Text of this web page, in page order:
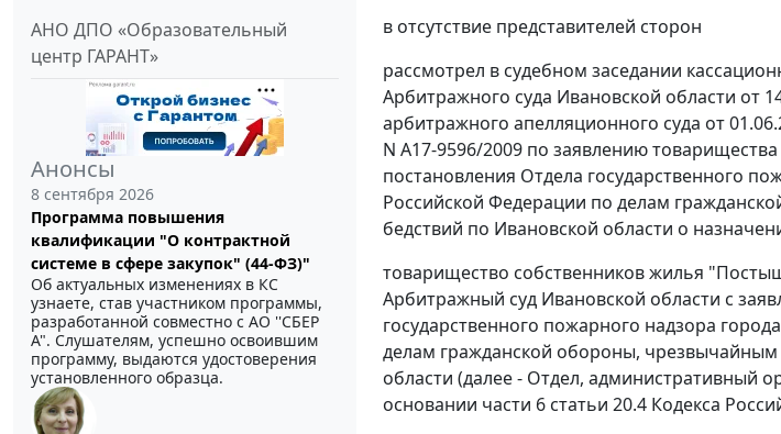
АНО ДПО «Образовательный
центр ГАРАНТ»
Анонсы
8 сентября 2026
Программа повышения
квалификации "О контрактной
системе в сфере закупок" (44-ФЗ)"
Об актуальных изменениях в КС
узнаете, став участником программы,
разработанной совместно с АО ''СБЕР
А". Слушателям, успешно освоившим
программу, выдаются удостоверения
установленного образца.
в отсутствие представителей сторон
рассмотрел в судебном заседании
Арбитражного суда Ивановской области от
арбитражного апелляционного суда от
N А17-9596/2009 по заявлению
постановления Отдела государственного
Российской Федерации по делам
бедствий по Ивановской области о
товарищество собственников жилья
Арбитражный суд Ивановской области с
государственного пожарного надзора
делам гражданской обороны, чрезвычайным
области (далее - Отдел, административный
основании части 6 статьи 20.4 Кодекса